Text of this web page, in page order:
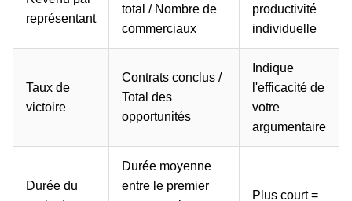
représentant
total / Nombre de
commerciaux
productivité
individuelle
Taux de
victoire
Contrats conclus /
Total des
opportunités
Indique
l'efficacité de
votre
argumentaire
Durée du
Durée moyenne
entre le premier
Plus court =